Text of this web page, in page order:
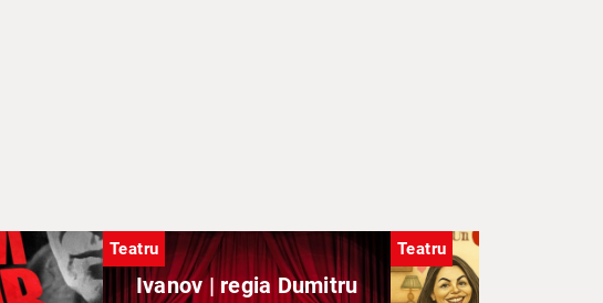
Teatru
Ivanov | regia Dumitru
Teatru